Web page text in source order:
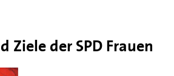
Ziele der SPD Frauen